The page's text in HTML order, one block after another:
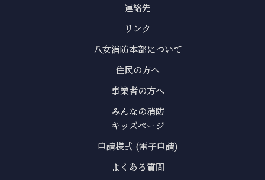
連絡先
リンク
八女消防本部について
住民の方へ
事業者の方へ
みんなの消防
キッズページ
申請様式 (電子申請)
よくある質問